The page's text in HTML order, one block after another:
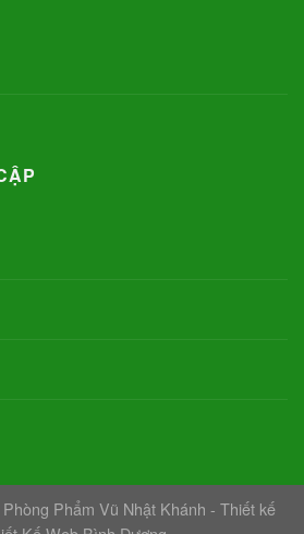
Phẩm Vũ Nhật Khánh - Thiết kế